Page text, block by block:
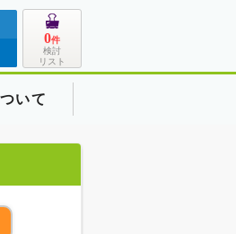
0件
検討
リスト
いて